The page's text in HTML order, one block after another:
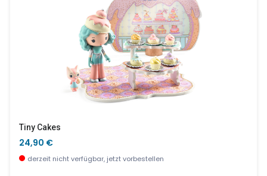
Tiny Cakes
24,90 €
derzeit nicht verfügbar, jetzt vorbestellen